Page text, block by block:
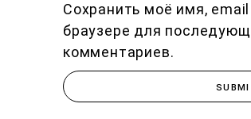
Сохранить моё имя,
браузере для
комментариев.